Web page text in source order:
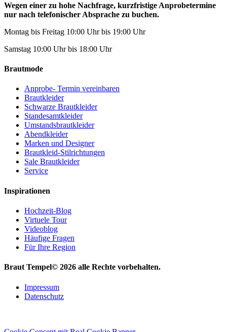
Wegen einer zu hohe Nachfrage, kurzfristige Anprobetermine
nur nach telefonischer Absprache zu buchen.
Montag bis Freitag 10:00 Uhr bis 19:00 Uhr
Samstag 10:00 Uhr bis 18:00 Uhr
Brautmode
Anprobe- Termin vereinbaren
Brautkleider
Schwarze Brautkleider
Standesamtkleider
Umstandsbrautkleider
Abendkleider
Marken und Designer
Brautkleid-Stilrichtungen
Sale Brautkleider
Service
Inspirationen
Hochzeit-Blog
Virtuele Tour
Videoblog
Häufige Fragen
Für Ihre Region
Braut Tempel© 2026 alle Rechte vorbehalten.
Impressum
Datenschutz